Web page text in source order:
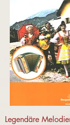
Legendäre